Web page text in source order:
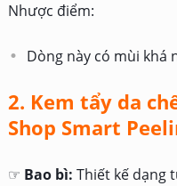
Nhược điểm:
Dòng này có mùi khá
2. Kem tẩy da
Shop Smart
☞ Bao bì: Thiết kế dạng